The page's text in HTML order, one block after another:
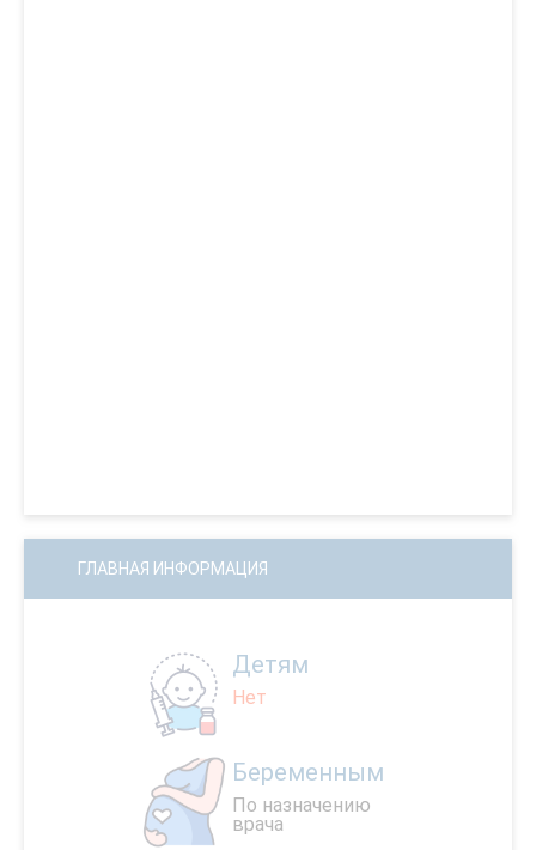
ГЛАВНАЯ ИНФОРМАЦИЯ
Детям
Нет
Беременным
По назначению
врача